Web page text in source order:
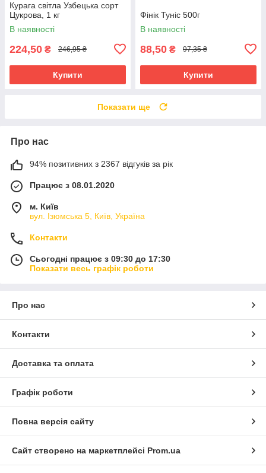
Курага світла Узбецька сорт
Цукрова, 1 кг
В наявності
224,50 ₴ 246,95 ₴
Купити
Фінік Туніс 500г
В наявності
88,50 ₴ 97,35 ₴
Купити
Показати ще
Про нас
94% позитивних з 2367 відгуків за рік
Працює з 08.01.2020
м. Київ
вул. Ізюмська 5, Київ, Україна
Контакти
Сьогодні працює з 09:30 до 17:30
Показати весь графік роботи
Про нас
Контакти
Доставка та оплата
Графік роботи
Повна версія сайту
Сайт створено на маркетплейсі Prom.ua